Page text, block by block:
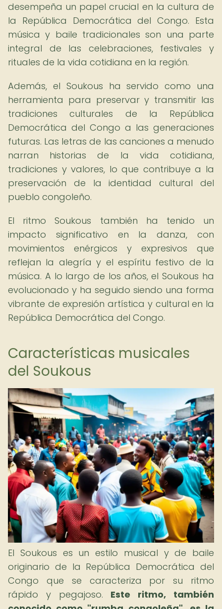
desempeña un papel crucial en la cultura de
la República Democrática del Congo. Esta
música y baile tradicionales son una parte
integral de las celebraciones, festivales y
rituales de la vida cotidiana en la región.
Además, el Soukous ha servido como una
herramienta para preservar y transmitir las
tradiciones culturales de la República
Democrática del Congo a las generaciones
futuras. Las letras de las canciones a menudo
narran historias de la vida cotidiana,
tradiciones y valores, lo que contribuye a la
preservación de la identidad cultural del
pueblo congoleño.
El ritmo Soukous también ha tenido un
impacto significativo en la danza, con
movimientos enérgicos y expresivos que
reflejan la alegría y el espíritu festivo de la
música. A lo largo de los años, el Soukous ha
evolucionado y ha seguido siendo una forma
vibrante de expresión artística y cultural en la
República Democrática del Congo.
Características musicales
del Soukous
El Soukous es un estilo musical y de baile
originario de la República Democrática del
Congo que se caracteriza por su ritmo
rápido y pegajoso. Este ritmo, también